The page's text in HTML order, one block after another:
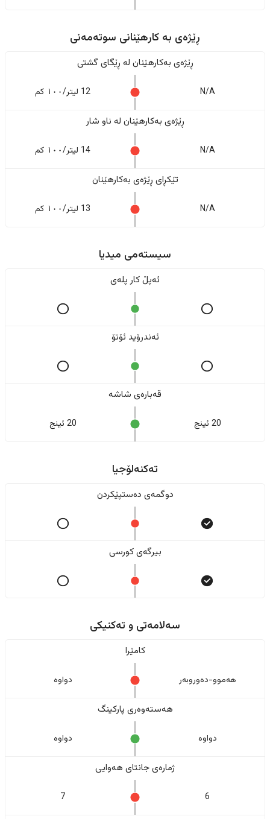
ڕێژەى به کارهێنانی سوتەمەنی
ڕێژەى بەکارهێنان له ڕێگای گشتی
N/A 12 لیتر/١٠٠ کم
ڕێژەى بەکارهێنان له ناو شار
N/A 14 لیتر/١٠٠ کم
تێکڕای ڕێژەى بەکارهێنان
N/A 13 لیتر/١٠٠ کم
سیستەمی میدیا
ئەپڵ کار پلەی
ئەندرۆید ئۆتۆ
قەبارەی شاشە
20 ئینج 20 ئینج
تەکنەلۆجیا
دوگمەی دەستپێکردن
بیرگەی کورسی
سەلامەتی و تەکنیکی
کامێرا
هەموو-دەوروبەر دواوە
هەستەوەری پارکینگ
دواوە دواوە
ژمارەی جانتای هەوایی
6
7